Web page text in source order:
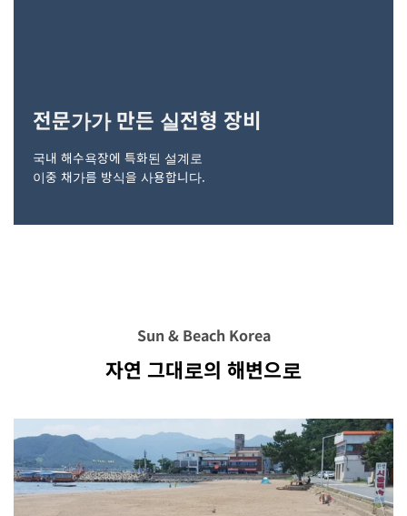
전문가가 만든 실전형 장비
국내 해수욕장에 특화된 설계로
이중 채가름 방식을 사용합니다.
Sun & Beach Korea
자연 그대로의 해변으로